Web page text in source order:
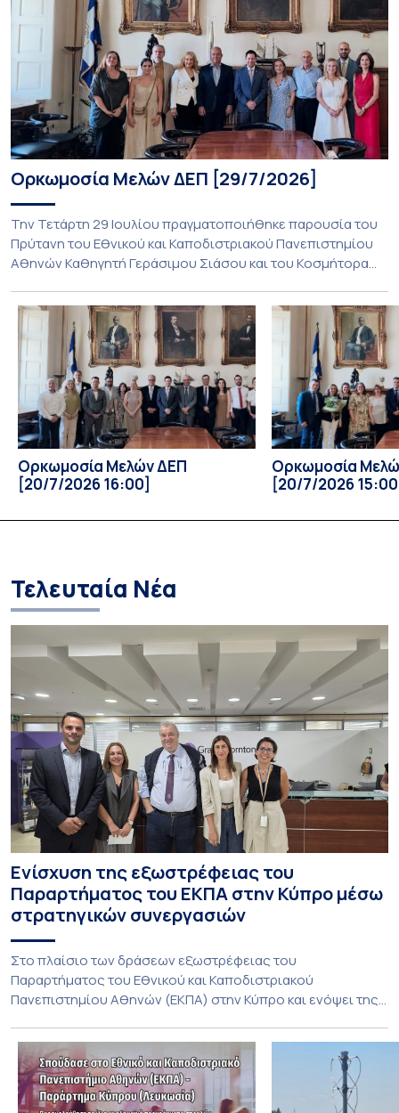
Ορκωμοσία Μελών ΔΕΠ [29/7/2026]
Την Τετάρτη 29 Ιουλίου πραγματοποιήθηκε παρουσία του
Πρύτανη του Εθνικού και Καποδιστριακού Πανεπιστημίου
Αθηνών Καθηγητή Γεράσιμου Σιάσου και του Κοσμήτορα
Καραγεωργούδη, η ορκωμοσία των κάτωθι μελών ΔΕΠ:
Ευαγγελία Αρανίτου, Χαράλαμπος Βέντης, Ελένη
Γιαννακοπούλου, Ασημίνα Καραβαντά, Βασιλική
Οικονομίδου, Ευθύμιος Σκορδάς, Μαρία Χαλαμπαλάκη,
Αικατερίνη Καρδιτσά και Ιωάννης Κούρτης. Ευαγγελία
Αρανίτου, εξέλιξη, Καθηγήτρια […]
Ορκωμοσία Μελών ΔΕΠ
[20/7/2026 16:00]
Ορκωμοσία
[20/7/2026
Τελευταία Νέα
Ενίσχυση της εξωστρέφειας του
Παραρτήματος του ΕΚΠΑ στην Κύπρο μέσω
στρατηγικών συνεργασιών
Στο πλαίσιο των δράσεων εξωστρέφειας του
Παραρτήματος του Εθνικού και Καποδιστριακού
Πανεπιστημίου Αθηνών (ΕΚΠΑ) στην Κύπρο και ενόψει της
Τμήματος Οικονομικών Επιστημών και του Τμήματος
Διοίκησης Επιχειρήσεων και Οργανισμών τον Σεπτέμβριο
του 2026, ο Κοσμήτορας της Σχολής Οικονομικών και
Πολιτικών Επιστημών, Καθηγητής Νικόλαος Ηρειώτης, και ο